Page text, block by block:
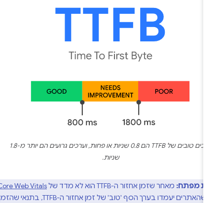
ערכים טובים של TTFB הם 0.8 שניות או פחות, וערכים גרועים הם יותר מ-1.8
שניות.
מפתח:מאחר שזמן אחזור ה-TTFB הוא לא מדד של Core Web Vitals
,
לא חובה שהאתרים יעמדו בערך הסף 'טוב' של זמן אחזור ה-TTFB, בתנאי שהזמן